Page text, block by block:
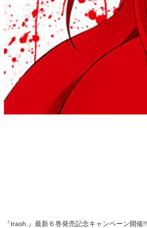
『trash.』最新６巻発売記念キャンペーン開催!!